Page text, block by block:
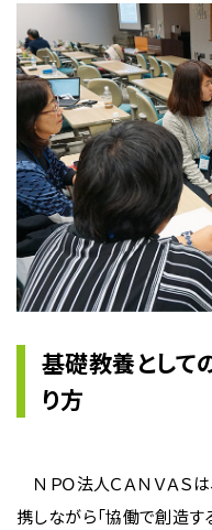
基礎教養として
り方
ＮＰＯ法人ＣＡＮＶＡＳ
携しながら「協働で創造